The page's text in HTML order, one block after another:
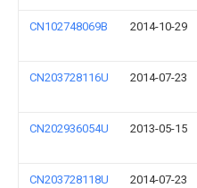
CN102748069B 2014-10-29
CN203728116U 2014-07-23
CN202936054U 2013-05-15
CN203728118U 2014-07-23